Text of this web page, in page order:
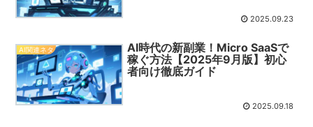
2025.09.23
AI関連ネタ
AI時代の新副業！Micro SaaSで
稼ぐ方法【2025年9月版】初心
者向け徹底ガイド
2025.09.18